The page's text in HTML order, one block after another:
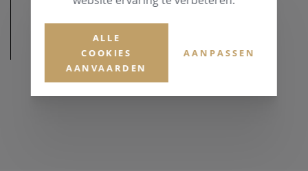
AFMETINGEN
ALLE
COOKIES
AANVAARDEN
AANPASSEN